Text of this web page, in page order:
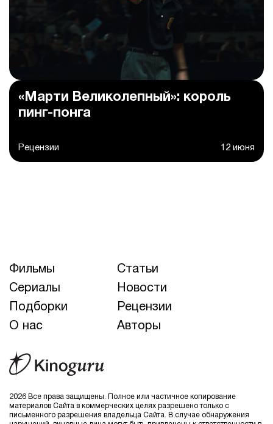
«Марти Великолепный»: король
пинг-понга
Рецензии 12 июня
2026 Все права защищены. Полное или частичное копирование
материалов Сайта в коммерческих целях разрешено только с
письменного разрешения владельца Сайта. В случае обнаружения
Фильмы
Статьи
Сериалы
Новости
Подборки
Рецензии
О нас
Авторы